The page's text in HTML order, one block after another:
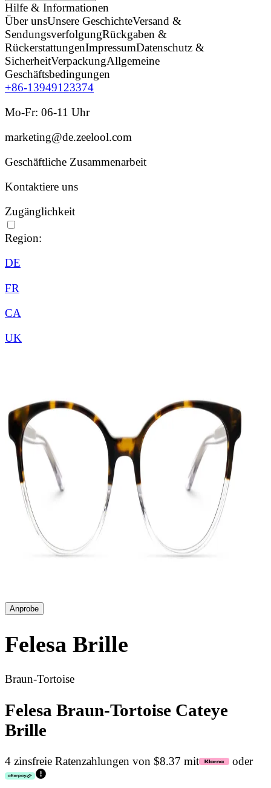
Hilfe & Informationen
Über unsUnsere GeschichteVersand &
SendungsverfolgungRückgaben &
RückerstattungenImpressumDatenschutz &
SicherheitVerpackungAllgemeine
Geschäftsbedingungen
+86-13949123374
Mo-Fr: 06-11 Uhr
marketing@de.zeelool.com
Geschäftliche Zusammenarbeit
Kontaktiere uns
Zugänglichkeit
Region:
DE
FR
CA
UK
Anprobe
Felesa Brille
Braun-Tortoise
Felesa Braun-Tortoise Cateye
Brille
4 zinsfreie Ratenzahlungen von $8.37 mit oder